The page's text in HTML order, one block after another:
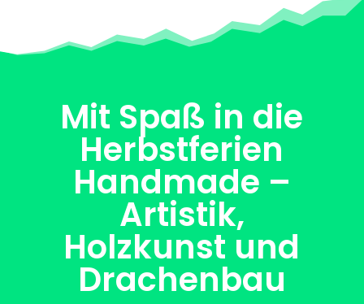
Mit Spaß in die
Herbstferien
Handmade –
Artistik,
Holzkunst und
Drachenbau